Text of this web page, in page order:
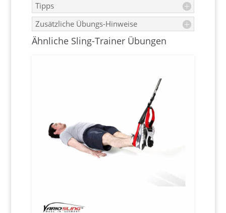
Tipps
Zusätzliche Übungs-Hinweise
Ähnliche Sling-Trainer Übungen